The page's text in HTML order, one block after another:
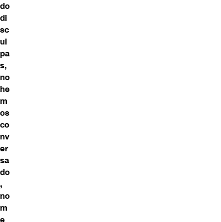
do
di
sc
ul
pa
s,
no
he
m
os
co
nv
er
sa
do
,
no
m